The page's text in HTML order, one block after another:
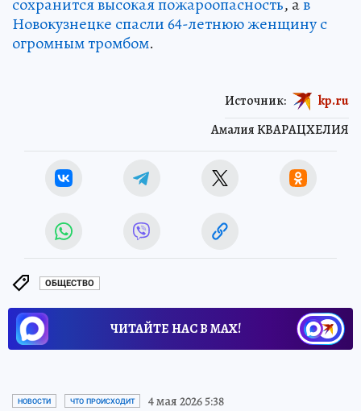
Новокузнецке спасли 64-летнюю женщину с
огромным тромбом.
Амалия КВАРАЦХЕЛИЯ
Источник: kp.ru
ОБЩЕСТВО
ЧИТАЙТЕ НАС В МАХ!
НОВОСТИ ЧТО ПРОИСХОДИТ 4 мая 2026 5:38